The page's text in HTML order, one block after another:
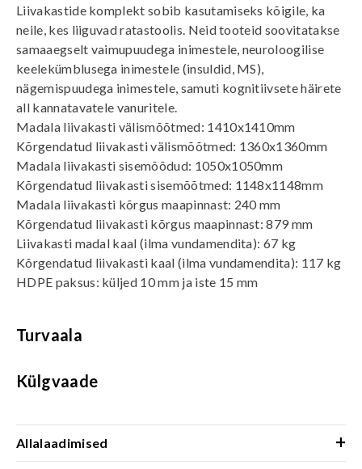
Liivakastide komplekt sobib kasutamiseks kõigile, ka
neile, kes liiguvad ratastoolis. Neid tooteid soovitatakse
samaaegselt vaimupuudega inimestele, neuroloogilise
keelekümblusega inimestele (insuldid, MS),
nägemispuudega inimestele, samuti kognitiivsete häirete
all kannatavatele vanuritele.
Madala liivakasti välismõõtmed: 1410x1410mm
Kõrgendatud liivakasti välismõõtmed: 1360x1360mm
Madala liivakasti sisemõõdud: 1050x1050mm
Kõrgendatud liivakasti sisemõõtmed: 1148x1148mm
Madala liivakasti kõrgus maapinnast: 240 mm
Kõrgendatud liivakasti kõrgus maapinnast: 879 mm
Liivakasti madal kaal (ilma vundamendita): 67 kg
Kõrgendatud liivakasti kaal (ilma vundamendita): 117 kg
HDPE paksus: küljed 10 mm ja iste 15 mm
Turvaala
Külgvaade
Allalaadimised +